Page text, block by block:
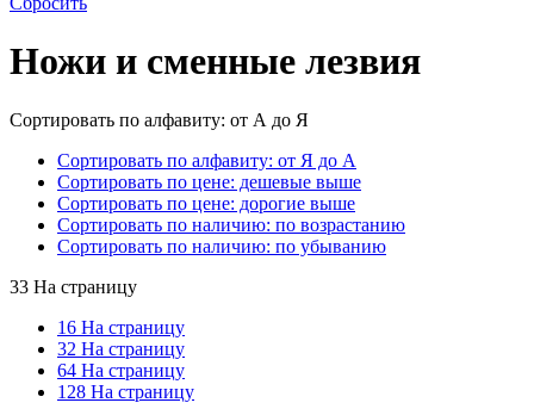
Ножи и сменные лезвия
Сортировать по алфавиту: от А до Я
Сортировать по алфавиту: от Я до А
Сортировать по цене: дешевые выше
Сортировать по цене: дорогие выше
Сортировать по наличию: по возрастанию
Сортировать по наличию: по убыванию
33 На страницу
16 На страницу
32 На страницу
64 На страницу
128 На страницу